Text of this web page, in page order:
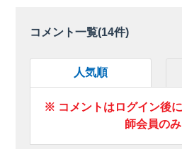
コメント一覧(14件)
人気順
※ コメントはログイン後
師会員のみ